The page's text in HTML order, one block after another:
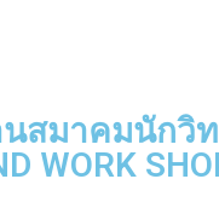
สมาคมนักวิ
WORK